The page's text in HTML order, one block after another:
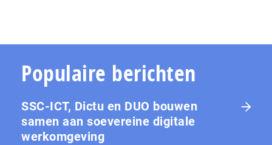
Populaire berichten
SSC-ICT, Dictu en DUO bouwen
samen aan soevereine digitale
werkomgeving